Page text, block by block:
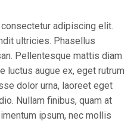
adipiscing elit.
ultricies. Phasellus
Pellentesque mattis diam
luctus augue ex, eget rutrum
dolor urna, laoreet eget
Nullam finibus, quam at
ipsum, nec mollis